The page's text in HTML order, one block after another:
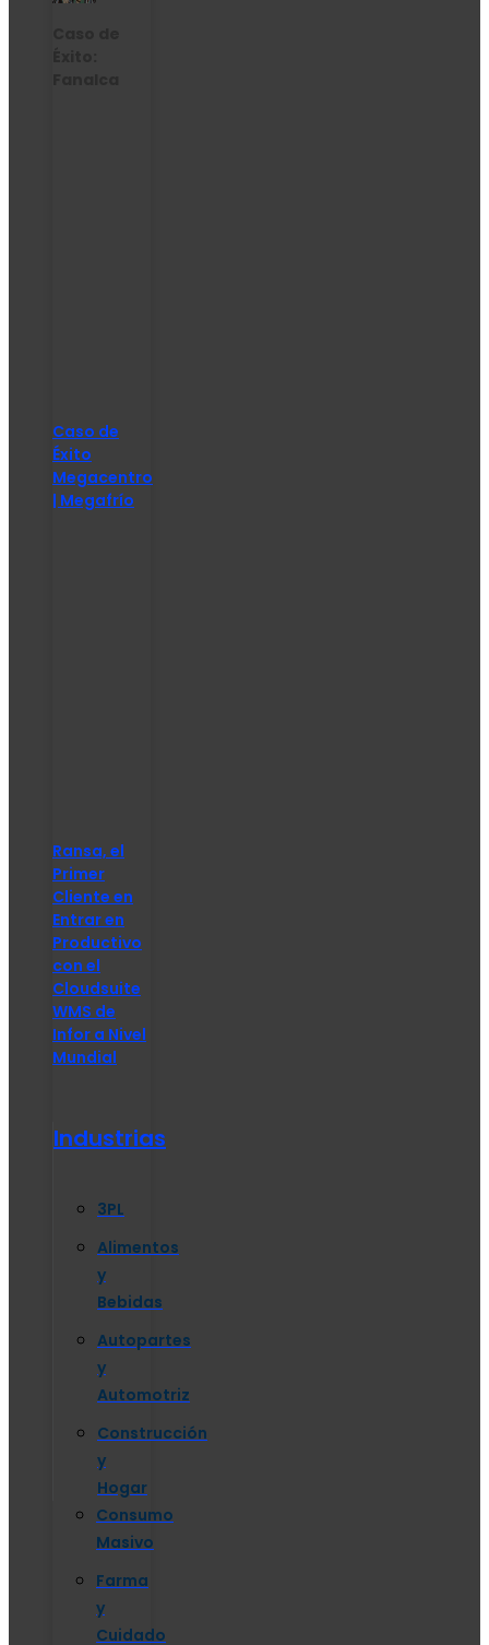
Caso de
Éxito
Megacentro
| Megafrío
Ransa, el
Primer
Cliente en
Entrar en
Productivo
con el
Cloudsuite
WMS de
Infor a Nivel
Mundial
Industrias
3PL
Alimentos
y
Bebidas
Autopartes
y
Automotriz
Construcción
y
Hogar
Consumo
Masivo
Farma
y
Cuidado